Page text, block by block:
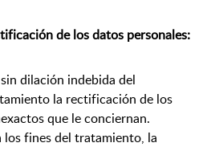
de los datos personales:
dilación indebida del
la rectificación de los
que le conciernan.
los fines del tratamiento, la